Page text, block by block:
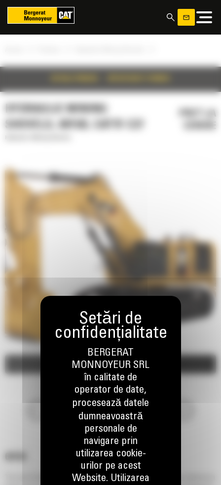
HYDRAULIC MINING
SHOVELS, 6015B, CAT® C27
The new Cat 6015B Hydraulic Shovel meets your need to move more material at a
Panoul de gestionare a panourilor cookie
BERGERAT
MONNOYEUR SRL
în calitate de
operator de date,
procesează datele
dumneavoastră
personale de
navigare prin
utilizarea cookie-
urilor pe acest
Website. Utilizarea